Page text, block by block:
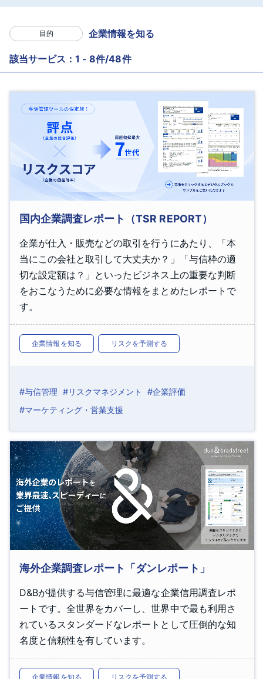
目的 企業情報を知る
該当サービス：1 - 8件/48件
国内企業調査レポート（TSR REPORT）
企業が仕入・販売などの取引を行うにあたり、「本
当にこの会社と取引して大丈夫か？」「与信枠の適
切な設定額は？」といったビジネス上の重要な判断
をおこなうために必要な情報をまとめたレポートで
す。
企業情報を知る リスクを予測する
#与信管理 #リスクマネジメント
#企業評価
#マーケティング・営業支援
海外企業調査レポート「ダンレポート」
D&Bが提供する与信管理に最適な企業信用調査レポ
ートです。全世界をカバーし、世界中で最も利用さ
れているスタンダードなレポートとして圧倒的な知
名度と信頼性を有しています。
企業情報を知る リスクを予測する